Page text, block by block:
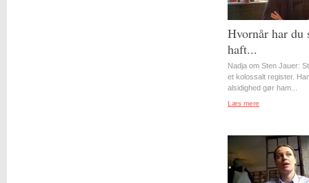
Hvornår har du
haft...
Nadja om Sten Jauer:
et kolossalt register.
alsidighed gør ham...
Læs mere